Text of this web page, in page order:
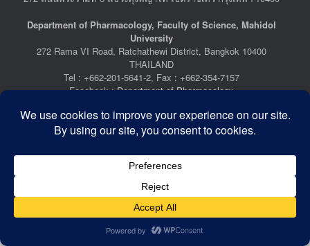
Department of Pharmacology, Faculty of Science, Mahidol
University
272 Rama VI Road, Ratchathewi District, Bangkok 10400
THAILAND
Tel : +662-201-5641-2, Fax : +662-354-7157
Facebook :Department of Pharmacology
Last Updated: July 21, 2026